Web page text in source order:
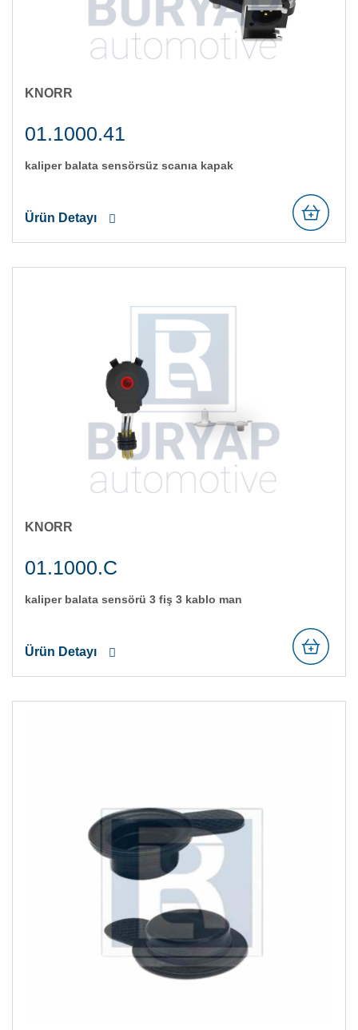
KNORR
01.1000.41
kali̇per balata sensörsüz scania kapak
Ürün Detayı
KNORR
01.1000.C
kali̇per balata sensörü 3 fi̇ş 3 kablo man
Ürün Detayı